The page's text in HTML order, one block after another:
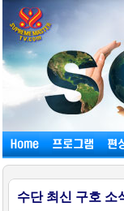
수단 최신 구호 소